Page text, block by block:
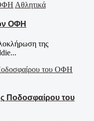
Αθλητικά
ΟΦΗ
της
Ποδοσφαίρου του